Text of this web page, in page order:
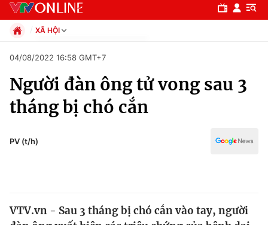
Chuyên mục
Chính trị
Y tế
XÃ HỘI
Xã hội
Pháp luật
Thể thao
Giáo dục
04/08/2022 16:58 GMT+7
Người đàn ông tử vong sau 3
tháng bị chó cắn
PV (t/h)
VTV.vn - Sau 3 tháng bị chó cắn vào tay, người